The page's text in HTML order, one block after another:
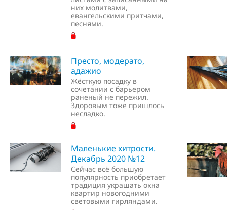
них молитвами,
евангельскими притчами,
песнями.
Престо, модерато,
адажио
Жёсткую посадку в
сочетании с барьером
раненый не пережил.
Здоровым тоже пришлось
несладко.
Маленькие хитрости.
Декабрь 2020 №12
Сейчас всё большую
популярность приобретает
традиция украшать окна
квартир новогодними
световыми гирляндами.